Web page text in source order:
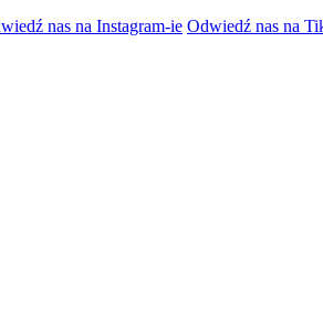
nas na Instagram-ie Odwiedź nas na